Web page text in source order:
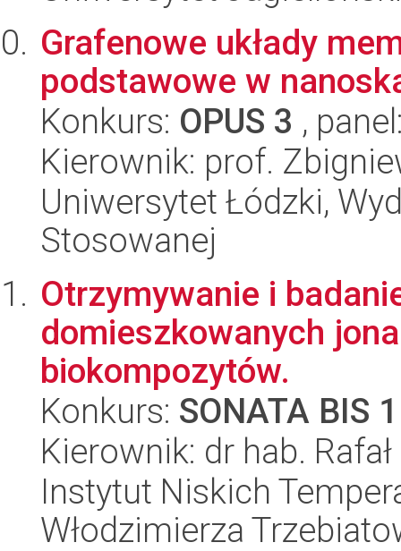
Grafenowe układy
podstawowe w
Konkurs: OPUS 3 ,
Kierownik: prof.
Uniwersytet Łódzki,
Stosowanej
Otrzymywanie i
domieszkowanych
biokompozytów.
Konkurs: SONATA BIS 1
Kierownik: dr hab.
Instytut Niskich
Włodzimierza